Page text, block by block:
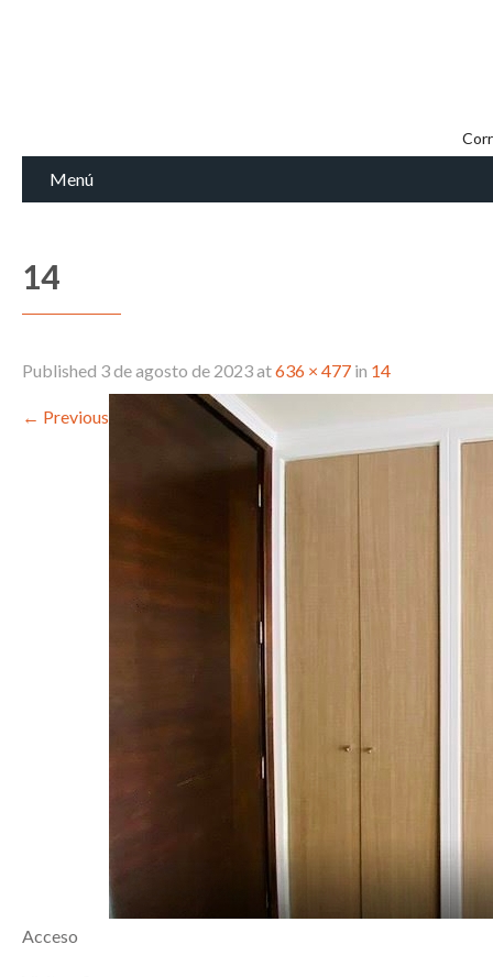
Menú
14
Published 3 de agosto de 2023at636 × 477 in 14
← Previous
Acceso